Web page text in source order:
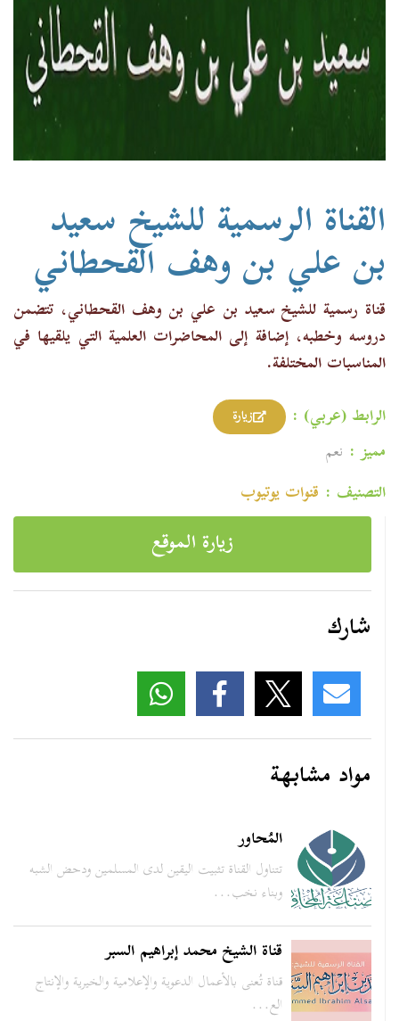
القناة الرسمية للشيخ سعيد
بن علي بن وهف القحطاني​
قناة رسمية للشيخ سعيد بن علي بن وهف القحطاني، تتضمن
دروسه وخطبه، إضافة إلى المحاضرات العلمية التي يلقيها في
المناسبات المختلفة.
الرابط (عربي) :
زيارة
مميز : نعم
التصنيف : قنوات یوتیوب
زيارة الموقع
شارك
مواد مشابهة
المُحاور
تتناول القناة تثبيت اليقين لدى المسلمين ودحض الشبه
وبناء نخب...
قناة الشيخ محمد إبراهيم السبر
قناة تُعنى بالأعمال الدعوية والإعلامية والخيرية والإنتاج
الع...